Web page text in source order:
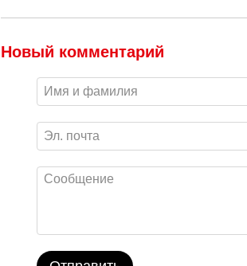
Новый комментарий